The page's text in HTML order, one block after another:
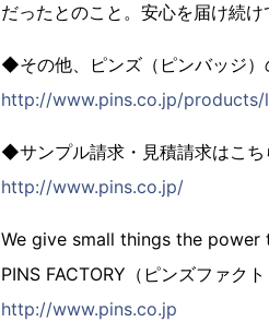
だったとのこと。安心を届け続
◆その他、ピンズ（ピンバッジ）
http://www.pins.co.jp/products/
◆サンプル請求・見積請求はこち
http://www.pins.co.jp/
We give small things the
PINS FACTORY（ピンズファクト
http://www.pins.co.jp